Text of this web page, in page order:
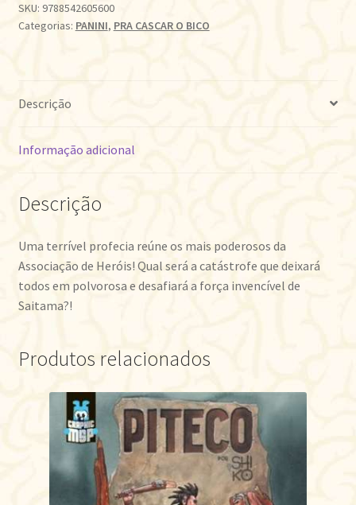
SKU: 9788542605600
Categorias: PANINI, PRA CASCAR O BICO
Descrição
Informação adicional
Descrição
Uma terrível profecia reúne os mais poderosos da
Associação de Heróis! Qual será a catástrofe que deixará
todos em polvorosa e desafiará a força invencível de
Saitama?!
Produtos relacionados